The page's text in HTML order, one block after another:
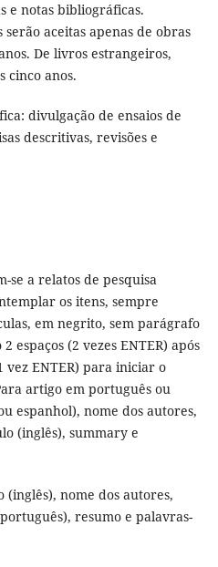
e notas bibliográficas.
aceitas apenas de obras
De livros estrangeiros,
cinco anos.
divulgação de ensaios de
descritivas, revisões e
se a relatos de pesquisa
os itens, sempre
em negrito, sem parágrafo
espaços (2 vezes ENTER) após
vez ENTER) para iniciar o
artigo em português ou
espanhol), nome dos autores,
(inglês), summary e
nome dos autores,
resumo e palavras-